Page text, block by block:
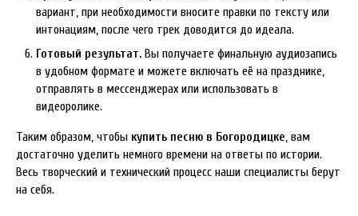
вариант, при необходимости вносите правки по тексту или
интонациям, после чего трек доводится до идеала.
Готовый результат. Вы получаете финальную аудиозапись
в удобном формате и можете включать её на празднике,
отправлять в мессенджерах или использовать в
видеоролике.
Таким образом, чтобы купить песню в Богородицке, вам
достаточно уделить немного времени на ответы по истории.
Весь творческий и технический процесс наши специалисты берут
на себя.